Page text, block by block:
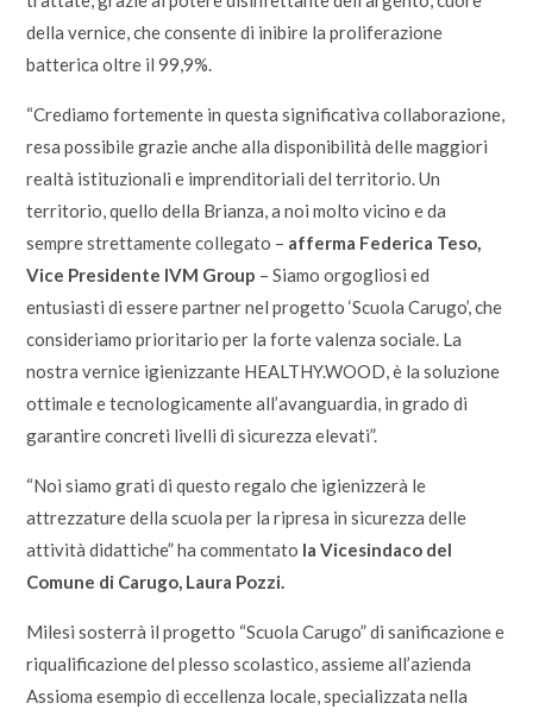
della vernice, che consente di inibire la proliferazione
batterica oltre il 99,9%.
“Crediamo fortemente in questa significativa collaborazione,
resa possibile grazie anche alla disponibilità delle maggiori
realtà istituzionali e imprenditoriali del territorio. Un
territorio, quello della Brianza, a noi molto vicino e da
sempre strettamente collegato – afferma Federica Teso,
Vice Presidente IVM Group – Siamo orgogliosi ed
entusiasti di essere partner nel progetto ‘Scuola Carugo’, che
consideriamo prioritario per la forte valenza sociale. La
nostra vernice igienizzante HEALTHY.WOOD, è la soluzione
ottimale e tecnologicamente all’avanguardia, in grado di
garantire concreti livelli di sicurezza elevati”.
“Noi siamo grati di questo regalo che igienizzerà le
attrezzature della scuola per la ripresa in sicurezza delle
attività didattiche” ha commentato la Vicesindaco del
Comune di Carugo, Laura Pozzi.
Milesi sosterrà il progetto “Scuola Carugo” di sanificazione e
riqualificazione del plesso scolastico, assieme all’azienda
Assioma esempio di eccellenza locale, specializzata nella